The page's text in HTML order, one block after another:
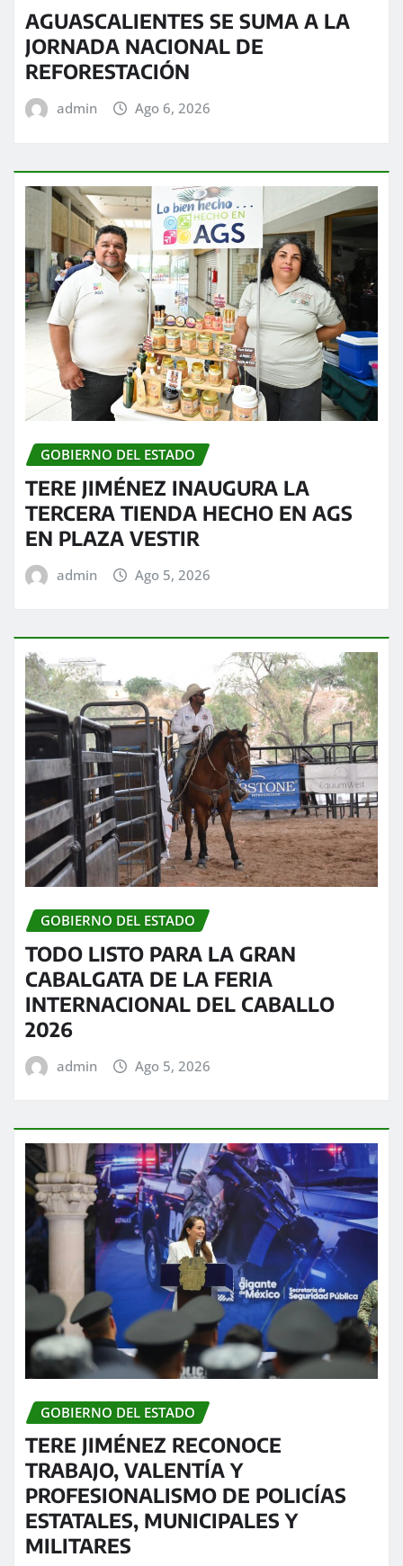
AGUASCALIENTES SE SUMA A LA
JORNADA NACIONAL DE
REFORESTACIÓN
admin Ago 6, 2026
GOBIERNO DEL ESTADO
TERE JIMÉNEZ INAUGURA LA
TERCERA TIENDA HECHO EN AGS
EN PLAZA VESTIR
admin Ago 5, 2026
GOBIERNO DEL ESTADO
TODO LISTO PARA LA GRAN
CABALGATA DE LA FERIA
INTERNACIONAL DEL CABALLO
2026
admin Ago 5, 2026
GOBIERNO DEL ESTADO
TERE JIMÉNEZ RECONOCE
TRABAJO, VALENTÍA Y
PROFESIONALISMO DE POLICÍAS
ESTATALES, MUNICIPALES Y
MILITARES